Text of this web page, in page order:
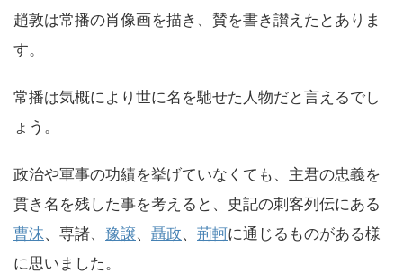
趙敦は常播の肖像画を描き、賛を書き讃えたとありま
す。
常播は気概により世に名を馳せた人物だと言えるでし
ょう。
政治や軍事の功績を挙げていなくても、主君の忠義を
貫き名を残した事を考えると、史記の刺客列伝にある
曹沫、専諸、 豫譲、 聶政、 荊軻に通じるものがある様
に思いました。